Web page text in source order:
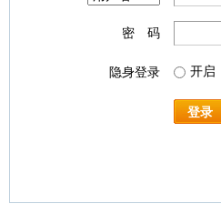
密 码
隐身登录 开启
登录